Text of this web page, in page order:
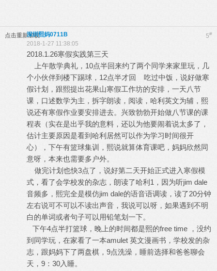
点击重新加载 5#
深圳熙妈0711B
2018-1-27 11:38:05
2018.1.26寒假实践第三天
上午散学典礼，10点半回来约了两个同学来家里玩，几
个小伙伴到楼下踢球，12点半才回 吃过中饭，说好做寒
假计划，跟熙提出花果山寒假工作坊的安排，一天八节
课，口述数学为主，拆字朗读，阅读，哈利英文为辅，熙
说还有寒假作业要安排进去。兴致勃勃开始做八节课的课
程表（实在是出乎我的意料，还以为他要闹着说太多了，
估计主要原因是看到哈利居然可以作为学习时间很开
心），下午有篮球集训，熙说就算体育课吧，妈妈欣然同
意呀，本来也需要多户外。
做完计划也快3点了，说好第二天开始正式进入寒假模
式，看了会学校发的杂志，朗读了哈利1，因为听jim dale
音频多，熙完全是模仿jim dale的语音语调读，读了20分钟
左右说可不可以不读出声音，我说可以呀，如果遇到不明
白的单词或者句子可以用铅笔划一下。
下午4点半打篮球，晚上的时间都是熙的free time ，没约
到同学玩，在家看了一本amulet 英文漫画书，学校发的杂
志，跟妈妈下了两盘棋，9点洗澡，睡前选择和爸爸聊会
天，9：30入睡。